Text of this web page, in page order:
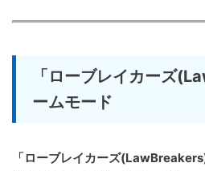
「ローブレイカーズ
ームモード
「ローブレイカーズ